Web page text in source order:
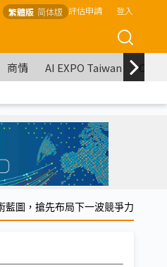
繁體版 简体版 評估申請 登入
商情 AI EXPO Taiwan
藍圖，搶先布局下一波競爭力